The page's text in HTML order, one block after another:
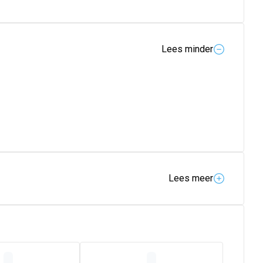
Lees minder
Lees meer